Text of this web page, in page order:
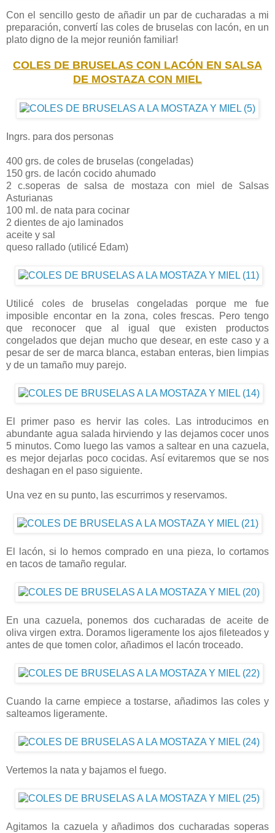
Con el sencillo gesto de añadir un par de cucharadas a mi
preparación, convertí las coles de bruselas con lacón, en un
plato digno de la mejor reunión familiar!
COLES DE BRUSELAS CON LACÓN EN SALSA
DE MOSTAZA CON MIEL
Ingrs. para dos personas
400 grs. de coles de bruselas (congeladas)
150 grs. de lacón cocido ahumado
2 c.soperas de salsa de mostaza con miel de Salsas
Asturianas
100 ml. de nata para cocinar
2 dientes de ajo laminados
aceite y sal
queso rallado (utilicé Edam)
Utilicé coles de bruselas congeladas porque me fue
imposible encontar en la zona, coles frescas. Pero tengo
que reconocer que al igual que existen productos
congelados que dejan mucho que desear, en este caso y a
pesar de ser de marca blanca, estaban enteras, bien limpias
y de un tamaño muy parejo.
El primer paso es hervir las coles. Las introducimos en
abundante agua salada hirviendo y las dejamos cocer unos
5 minutos. Como luego las vamos a saltear en una cazuela,
es mejor dejarlas poco cocidas. Así evitaremos que se nos
deshagan en el paso siguiente.
Una vez en su punto, las escurrimos y reservamos.
El lacón, si lo hemos comprado en una pieza, lo cortamos
en tacos de tamaño regular.
En una cazuela, ponemos dos cucharadas de aceite de
oliva virgen extra. Doramos ligeramente los ajos fileteados y
antes de que tomen color, añadimos el lacón troceado.
Cuando la carne empiece a tostarse, añadimos las coles y
salteamos ligeramente.
Vertemos la nata y bajamos el fuego.
Agitamos la cazuela y añadimos dos cucharadas soperas